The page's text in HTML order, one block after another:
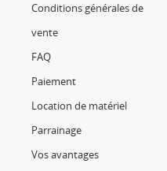
Conditions générales de
vente
FAQ
Paiement
Location de matériel
Parrainage
Vos avantages